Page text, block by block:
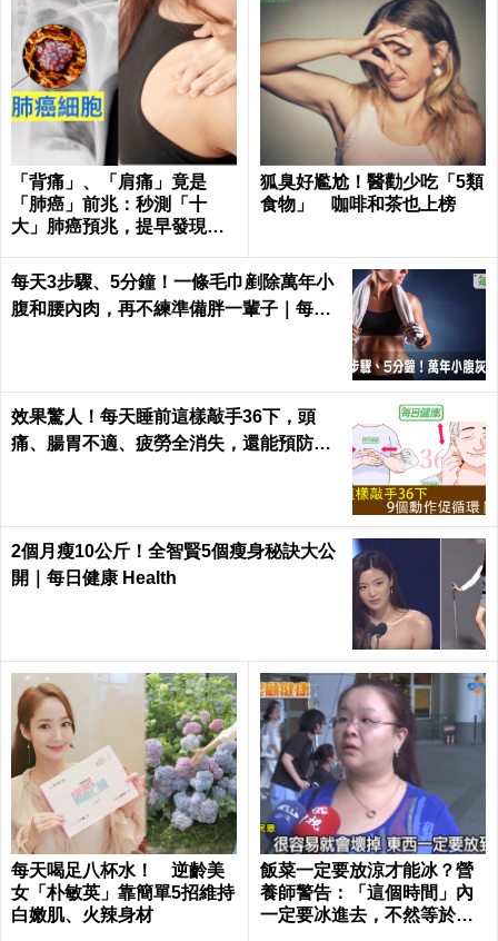
「背痛」、「肩痛」竟是
「肺癌」前兆：秒測「十
大」肺癌預兆，提早發現治
狐臭好尷尬！醫勸少吃「5類
食物」 咖啡和茶也上榜
每天3步驟、5分鐘！一條毛巾剷除萬年小
腹和腰內肉，再不練準備胖一輩子｜每日
效果驚人！每天睡前這樣敲手36下，頭
痛、腸胃不適、疲勞全消失，還能預防腦
2個月瘦10公斤！全智賢5個瘦身秘訣大公
開｜每日健康 Health
每天喝足八杯水！ 逆齡美
女「朴敏英」靠簡單5招維持
白嫩肌、火辣身材
飯菜一定要放涼才能冰？營
養師警告：「這個時間」內
一定要冰進去，不然等於活